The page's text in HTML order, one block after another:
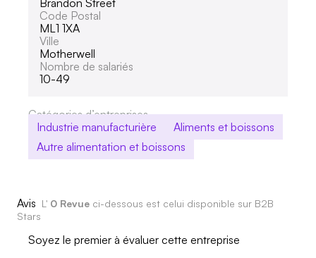
Code Postal
ML1 1XA
Ville
Motherwell
Nombre de salariés
10-49
Catégories d’entreprises
Industrie manufacturière
Aliments et boissons
Autre alimentation et boissons
Avis L' 0 Revue ci-dessous est celui disponible sur B2B
Stars
Soyez le premier à évaluer cette entreprise